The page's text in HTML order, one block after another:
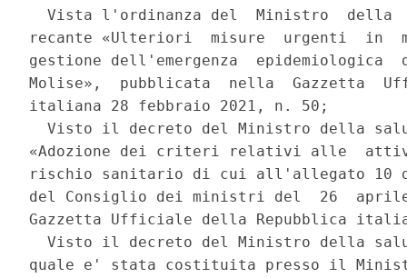
Vista l'ordinanza del  Ministro  della
recante «Ulteriori  misure  urgenti  in
gestione dell'emergenza  epidemiologica
Molise»,  pubblicata  nella  Gazzetta
italiana 28 febbraio 2021, n. 50;
Visto il decreto del Ministro della
«Adozione dei criteri relativi alle
rischio sanitario di cui all'allegato 10
del Consiglio dei ministri del  26
Gazzetta Ufficiale della Repubblica
Visto il decreto del Ministro della
quale e' stata costituita presso il